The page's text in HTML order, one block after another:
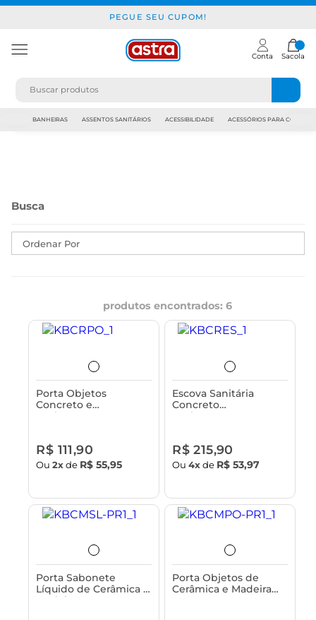
PEGUE SEU CUPOM!
Conta Sacola
BANHEIRAS ASSENTOS SANITÁRIOS ACESSIBILIDADE ACESSÓRIOS PARA
Ordenar Por
produtos encontrados: 6
Porta Objetos
Concreto e
Acabamento em
R$ 111,90
Ou2xde R$ 55,95
Escova Sanitária
Concreto
Acabamento em
R$ 215,90
Ou4xde R$ 53,97
Porta Sabonete
Líquido de Cerâmica e
Madeira Astra
Porta Objetos de
Cerâmica e Madeira